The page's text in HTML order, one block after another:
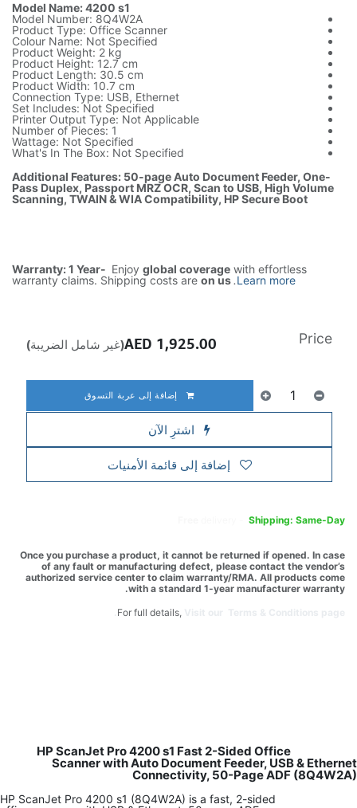
Model Name: 4200 s1
Model Number: 8Q4W2A
Product Type: Office Scanner
Colour Name: Not Specified
Product Weight: 2 kg
Product Height: 12.7 cm
Product Length: 30.5 cm
Product Width: 10.7 cm
Connection Type: USB, Ethernet
Set Includes: Not Specified
Printer Output Type: Not Applicable
Number of Pieces: 1
Wattage: Not Specified
What's In The Box: Not Specified
Additional Features: 50-page Auto Document Feeder, One-
Pass Duplex, Passport MRZ OCR, Scan to USB, High Volume
Scanning, TWAIN & WIA Compatibility, HP Secure Boot
Warranty: 1 Year- Enjoy global coverage with effortless
warranty claims. Shipping costs are on us.Learn more
إضافة إلى عربة التسوق
اشترِ الآن
إضافة إلى قائمة الأمنيات
Price
1,925.00 (غير شامل الضريبة)
Shipping: Same-Day
Once you purchase a product, it cannot be returned if opened. In case
of any fault or manufacturing defect, please contact the vendor’s
authorized service center to claim warranty/RMA. All products come
with a standard 1-year manufacturer warranty.
For full details,
HP ScanJet Pro 4200 s1 Fast 2-Sided Office
Scanner with Auto Document Feeder, USB & Ethernet
Connectivity, 50-Page ADF (8Q4W2A)
HP ScanJet Pro 4200 s1 (8Q4W2A) is a fast, 2-sided